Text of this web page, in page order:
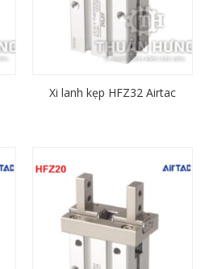
Xi lanh kẹp HFZ32 Airtac